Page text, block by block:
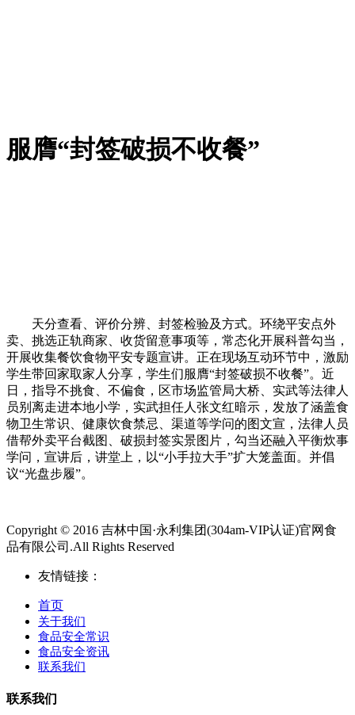
服膺“封签破损不收餐”
天分查看、评价分辨、封签检验及方式。环绕平安点外
卖、挑选正轨商家、收货留意事项等，常态化开展科普勾当，
开展收集餐饮食物平安专题宣讲。正在现场互动环节中，激励
学生带回家取家人分享，学生们服膺“封签破损不收餐”。近
日，指导不挑食、不偏食，区市场监管局大桥、实武等法律人
员别离走进本地小学，实武担任人张文红暗示，发放了涵盖食
物卫生常识、健康饮食禁忌、渠道等学问的图文宣，法律人员
借帮外卖平台截图、破损封签实景图片，勾当还融入平衡炊事
学问，宣讲后，讲堂上，以“小手拉大手”扩大笼盖面。并倡
议“光盘步履”。
Copyright © 2016 吉林中国·永利集团(304am-VIP认证)官网食
品有限公司.All Rights Reserved
友情链接：
首页
关于我们
食品安全常识
食品安全资讯
联系我们
联系我们